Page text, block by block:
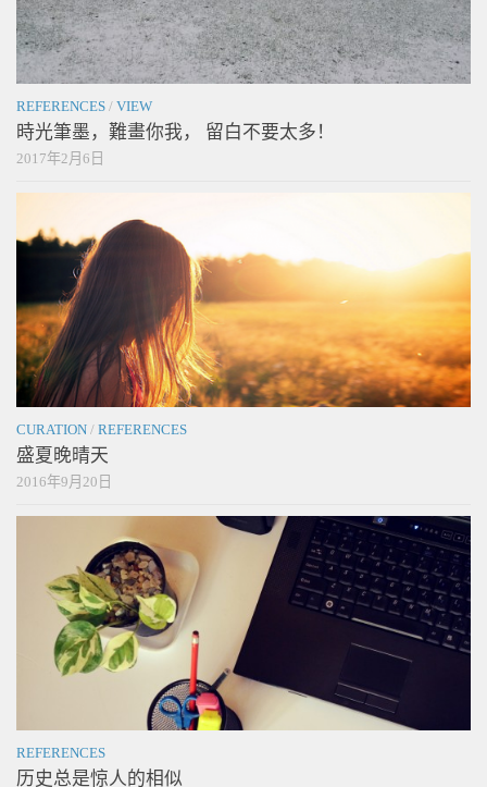
REFERENCES / VIEW
時光筆墨，難畫你我， 留白不要太多！
2017年2月6日
CURATION / REFERENCES
盛夏晚晴天
2016年9月20日
REFERENCES
历史总是惊人的相似